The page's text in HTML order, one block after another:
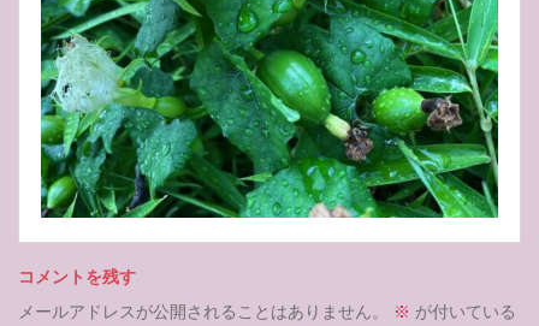
コメントを残す
メールアドレスが公開されることはありません。
※ が付いている